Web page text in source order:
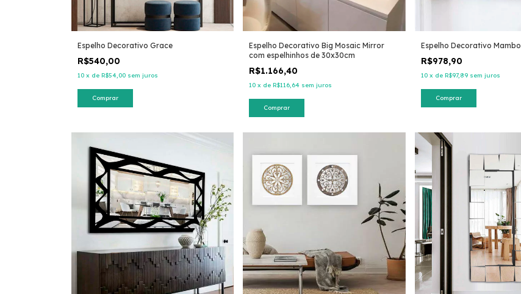
Espelho Decorativo Grace
R$540,00
10 x de R$54,00 sem juros
Comprar
Espelho Decorativo Big Mosaic Mirror
com espelhinhos de 30x30cm
R$1.166,40
10 x deR$116,64 sem juros
Comprar
Espelho Decorativo Mambo
R$978,90
10 x de R$97,89 sem juros
Comprar